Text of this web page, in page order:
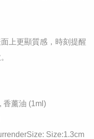
上更顯質感，時刻提醒
香薰油 (1ml)
Size:1.3cm